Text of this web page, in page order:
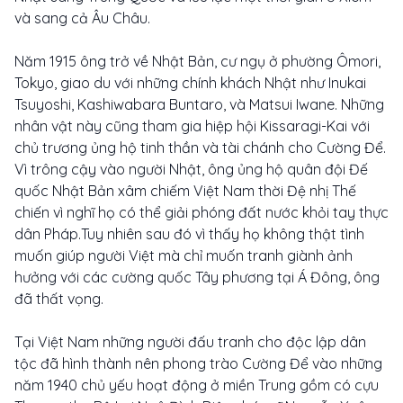
và sang cả Âu Châu.
Năm 1915 ông trở về Nhật Bản, cư ngụ ở phường Ômori,
Tokyo, giao du với những chính khách Nhật như Inukai
Tsuyoshi, Kashiwabara Buntaro, và Matsui Iwane. Những
nhân vật này cũng tham gia hiệp hội Kissaragi-Kai với
chủ trương ủng hộ tinh thần và tài chánh cho Cường Để.
Vì trông cậy vào người Nhật, ông ủng hộ quân đội Đế
quốc Nhật Bản xâm chiếm Việt Nam thời Đệ nhị Thế
chiến vì nghĩ họ có thể giải phóng đất nước khỏi tay thực
dân Pháp.Tuy nhiên sau đó vì thấy họ không thật tình
muốn giúp người Việt mà chỉ muốn tranh giành ảnh
hưởng với các cường quốc Tây phương tại Á Đông, ông
đã thất vọng.
Tại Việt Nam những người đấu tranh cho độc lập dân
tộc đã hình thành nên phong trào Cường Để vào những
năm 1940 chủ yếu hoạt động ở miền Trung gồm có cựu